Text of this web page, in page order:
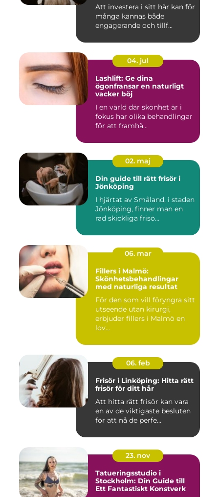
Att investera i sitt hår kan för
många kännas både
engagerande och tillf...
04. jul
Lashlift: Ge dina
ögonfransar en naturligt
vacker böj
I en värld där skönhet är i
fokus har olika behandlingar
för att framhä...
02. maj
Din guide till rätt frisör i
Jönköping
I hjärtat av Småland, i staden
Jönköping, finner man en
rad skickliga frisö...
06. mar
Fillers i Malmö:
Skönhetsbehandlingar
med naturliga resultat
För den som vill föryngra sitt
utseende utan kirurgi,
erbjuder fillers i Malmö en
lov...
06. feb
Frisör i Linköping: Hitta rätt
frisör för ditt hår
Att hitta rätt frisör kan vara
en av de viktigaste besluten
för att nå de perfe...
23. nov
Tatueringsstudio i
Stockholm: Din Guide till
Ett Fantastiskt Konstverk